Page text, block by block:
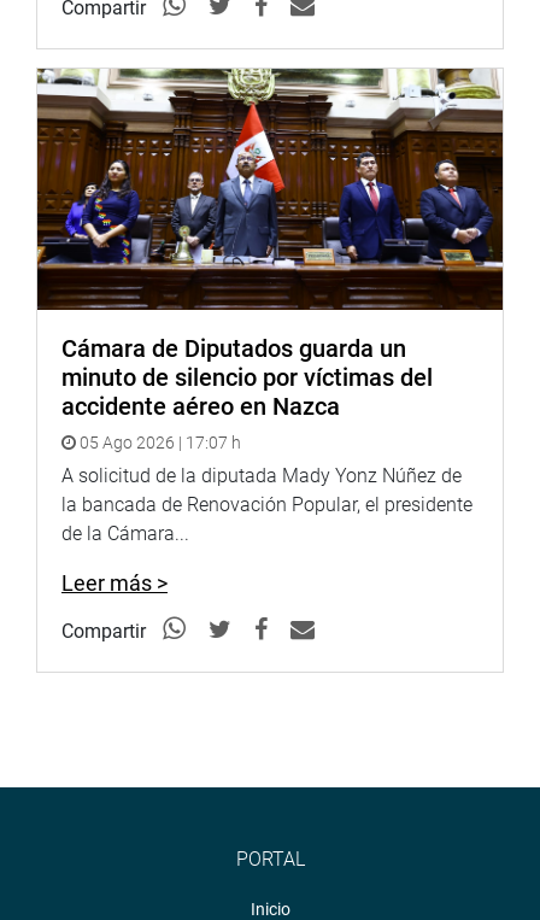
Danitza Palomino, conductora y redactora; Jaime
Barbaran, editor de audio; Christian Roldan, sonidista
junto a los reporteros Luis Maguiña y Victor Incio.
RCP está trabajando una propuesta para producir
programas temáticos en alianza con emisoras de todo el
país, así como la implementación de una cabina
profesional de radio para grabar programas y spots
institucionales.
28 de agosto del 2018
PRENSA-CONGRESO
Puede encontrar más información en nuestra página web
y redes sociales.
goo.gl/Ty5Tto
Portal: http://www.congreso.gob.pe/
YouTube:https://goo.gl/VBXBNk
Compartir
Cámara de Diputados guarda un
minuto de silencio por víctimas del
accidente aéreo en Nazca
05 Ago 2026 | 17:07 h
A solicitud de la diputada Mady Yonz Núñez de
la bancada de Renovación Popular, el presidente
de la Cámara...
Leer más >
Compartir
PORTAL
Inicio